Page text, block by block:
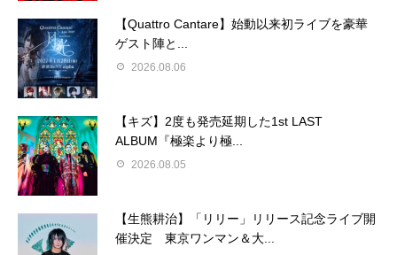
【Quattro Cantare】始動以来初ライブを豪華
ゲスト陣と...
2026.08.06
【キズ】2度も発売延期した1st LAST
ALBUM『極楽より極...
2026.08.05
【生熊耕治】「リリー」リリース記念ライブ開
催決定 東京ワンマン＆大...